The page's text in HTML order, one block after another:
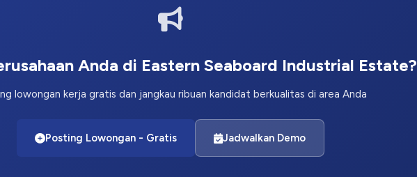
Anda di Eastern Seaboard Industrial Estate?
lowongan kerja gratis dan jangkau ribuan kandidat berkualitas di area Anda
Posting Lowongan - Gratis Jadwalkan Demo